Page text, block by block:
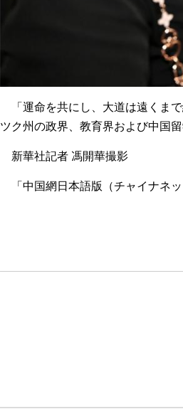
「運命を共にし、大道は遠くま
ツク州の政界、教育界および中国
新華社記者 馮開華撮影
「中国網日本語版（チャイナネ